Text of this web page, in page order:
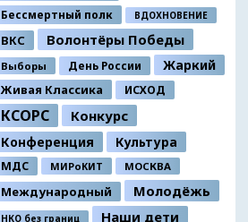
Бессмертный полк ВДОХНОВЕНИЕ
ВКС Волонтёры Победы
Выборы День России Жаркий
Живая Классика ИСХОД
КСОРС Конкурс
Конференция Культура
МДС МИРоКИТ МОСКВА
Международный Молодёжь
НКО без границ Наши дети